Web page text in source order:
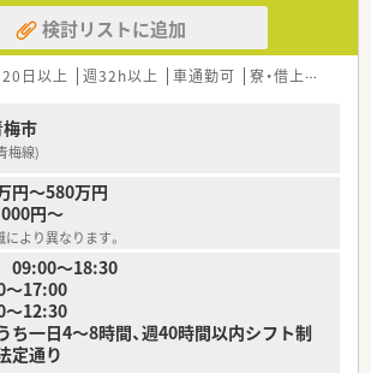
内容です／
剤がメイン。薬歴管理、持参薬の鑑別等も行いま
にもご参加いただけます。(例)医療安全委員会、感
員会 等
おすすめです／
務を希望される方
環境でプライベートとの両立をしたい方
環境で働きたい方
持ちのお方歓迎いたします。
検討リストに追加
日以上 週32h以上 車通勤可 寮・借上社宅あり
市
梅線)
円～580万円
円～
より異なります。
09:00～18:30
17:00
12:30
ち一日4～8時間、週40時間以内シフト制
通り